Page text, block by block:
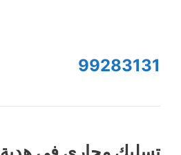
99283131